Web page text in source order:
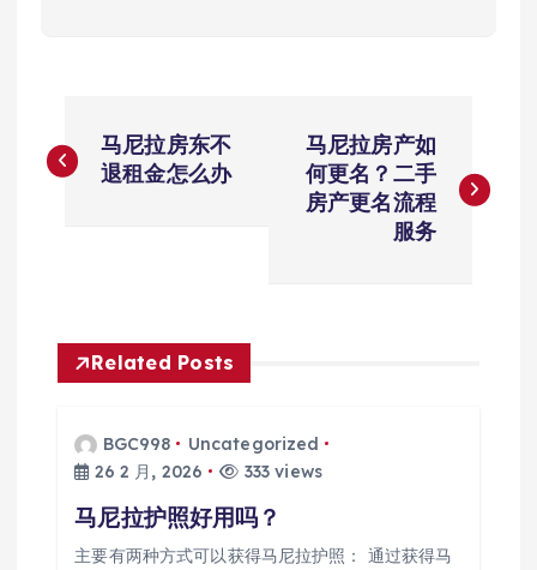
章
马尼拉房东不
退租金怎么办
马尼拉房产如
何更名？二手
房产更名流程
服务
Related Posts
BGC998
Uncategorized
26 2 月, 2026
333 views
马尼拉护照好用吗？
主要有两种方式可以获得马尼拉护照： 通过获得马